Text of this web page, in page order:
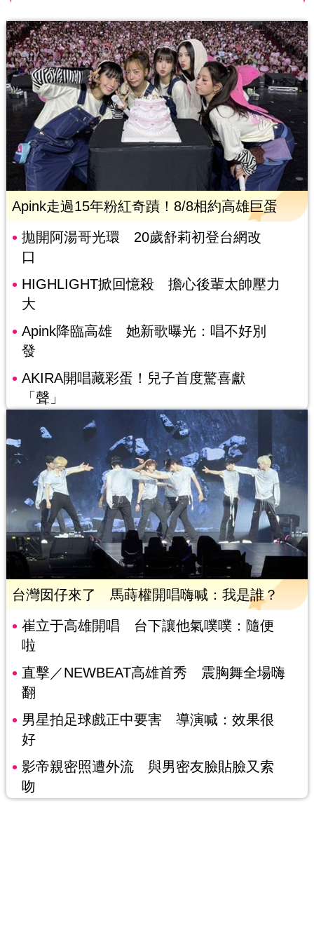
Apink走過15年粉紅奇蹟！8/8相約高雄巨蛋
拋開阿湯哥光環 20歲舒莉初登台網改
口
HIGHLIGHT掀回憶殺 擔心後輩太帥壓力
大
Apink降臨高雄 她新歌曝光：唱不好別
發
AKIRA開唱藏彩蛋！兒子首度驚喜獻
「聲」
台灣囡仔來了 馬蒔權開唱嗨喊：我是誰？
崔立于高雄開唱 台下讓他氣噗噗：隨便
啦
直擊／NEWBEAT高雄首秀 震胸舞全場嗨
翻
男星拍足球戲正中要害 導演喊：效果很
好
影帝親密照遭外流 與男密友臉貼臉又索
吻